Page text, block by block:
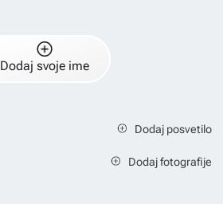
Dodaj svoje ime
Dodaj posvetilo
Dodaj fotografije